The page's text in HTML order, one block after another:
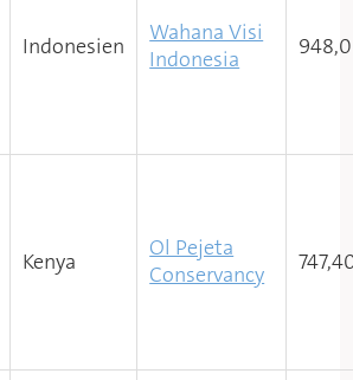
Indonesien
Wahana Visi
Indonesia
Kenya
Ol Pejeta
Conservancy